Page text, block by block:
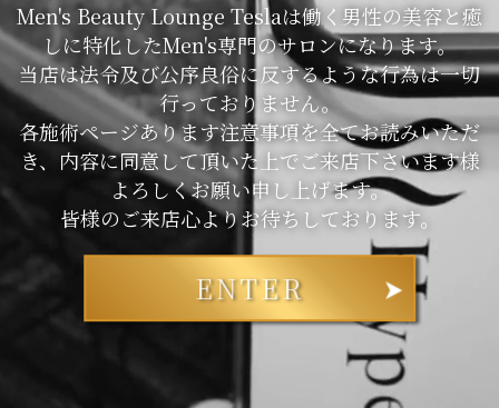
Men's Beauty Lounge Teslaは働く男性の美容と癒
しに特化したMen's専門のサロンになります。
当店は法令及び公序良俗に反するような行為は一切
行っておりません。
各施術ページあります注意事項を全てお読みいただ
き、内容に同意して頂いた上でご来店下さいます様
よろしくお願い申し上げます。
皆様のご来店心よりお待ちしております。
ENTER